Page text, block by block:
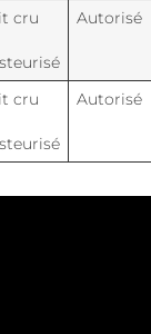
cru
Autorisé
cru
Autorisé